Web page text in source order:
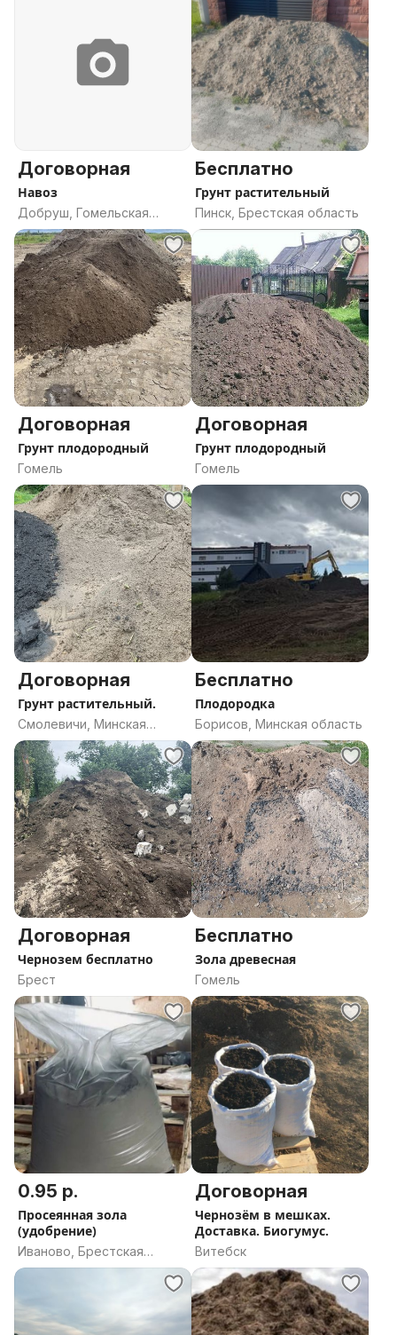
Договорная
Навоз
Добруш, Гомельская
область
Бесплатно
Грунт растительный
Пинск, Брестская область
Договорная
Грунт плодородный
Гомель
Договорная
Грунт плодородный
Гомель
Договорная
Грунт растительный.
Смолевичи, Минская
область
Бесплатно
Плодородка
Борисов, Минская область
Договорная
Чернозем бесплатно
Брест
Бесплатно
Зола древесная
Гомель
0.95 р.
Просеянная зола
(удобрение)
Иваново, Брестская
область
Договорная
Чернозём в мешках.
Доставка. Биогумус.
Витебск